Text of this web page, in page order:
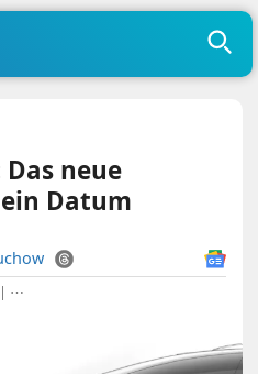
neue
Datum
| ⋯